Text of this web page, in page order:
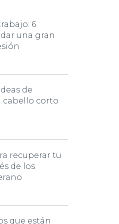
6
una gran
de
cabello corto
recuperar tu
de los
que están